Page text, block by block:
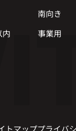
南向き
内
事業用
トマッププライバ